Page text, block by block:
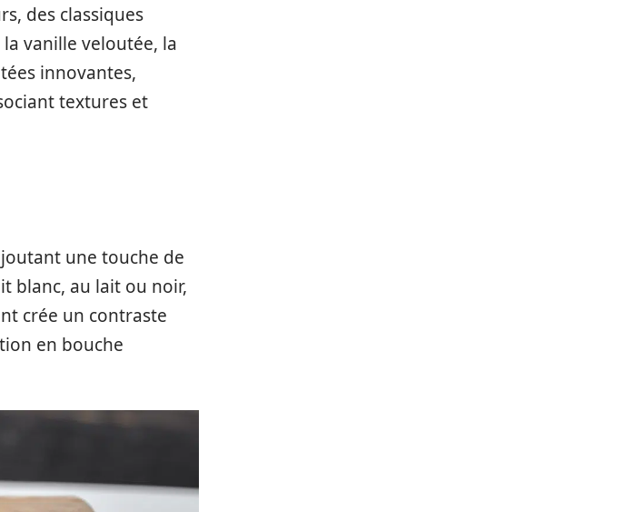
des classiques
vanille veloutée, la
innovantes,
textures et
une touche de
blanc, au lait ou noir,
crée un contraste
en bouche